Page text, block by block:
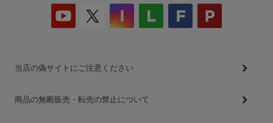
当店の偽サイトにご注意ください
商品の無断販売・転売の禁止について